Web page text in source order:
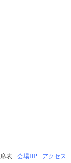
表 - 会場HP - アクセス -